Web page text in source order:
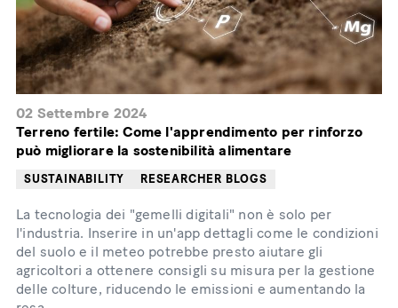
02 Settembre 2024
Terreno fertile: Come l'apprendimento per rinforzo
può migliorare la sostenibilità alimentare
SUSTAINABILITY RESEARCHER BLOGS
La tecnologia dei "gemelli digitali" non è solo per
l'industria. Inserire in un'app dettagli come le condizioni
del suolo e il meteo potrebbe presto aiutare gli
agricoltori a ottenere consigli su misura per la gestione
delle colture, riducendo le emissioni e aumentando la